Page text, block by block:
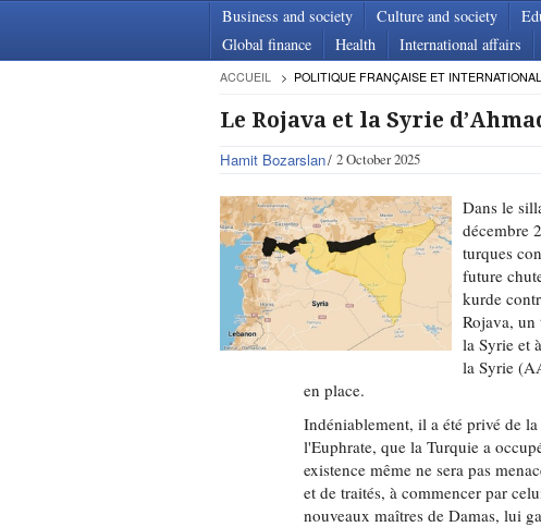
Business and society Culture and society
Global finance
Health International affairs
ACCUEIL POLITIQUE FRANÇAISE ET
Le Rojava et la Syrie
Hamit Bozarslan 2 October 2025
Dans le
décembre
turques
future
kurde
Rojava, un
la Syrie et
la Syrie
en place.
Indéniablement, il a été privé de
l'Euphrate, que la Turquie a
existence même ne sera pas
et de traités, à commencer par
nouveaux maîtres de Damas, lui